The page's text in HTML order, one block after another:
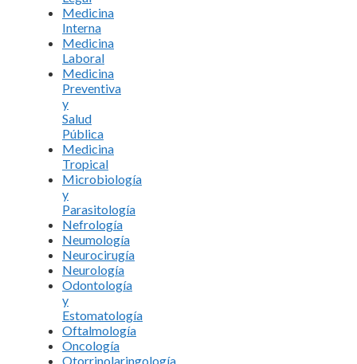
Medicina
Interna
Medicina
Laboral
Medicina
Preventiva
y
Salud
Pública
Medicina
Tropical
Microbiología
y
Parasitología
Nefrología
Neumología
Neurocirugía
Neurología
Odontología
y
Estomatología
Oftalmología
Oncología
Otorrinolaringología